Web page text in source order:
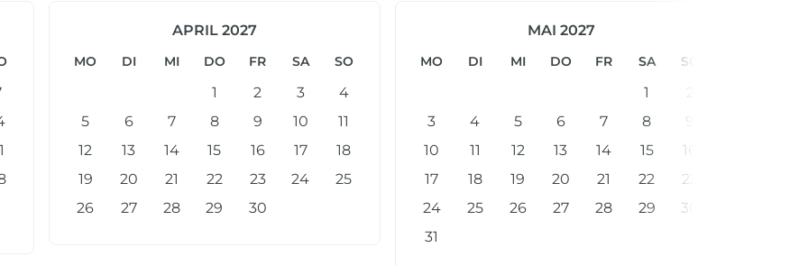
APRIL 2027
MO DI MI DO FR SA SO
1 2 3
4
5
6 7 8 9 10
11
12
13 14 15 16 17
18
19
20 21 22 23 24
25
26
27 28 29 30
MAI 2027
MO DI MI DO FR SA SO
1
2
3
4 5 6 7 8
9
10
11 12 13 14 15
16
17
18 19 20 21 22
23
24
25 26 27 28 29
30
31